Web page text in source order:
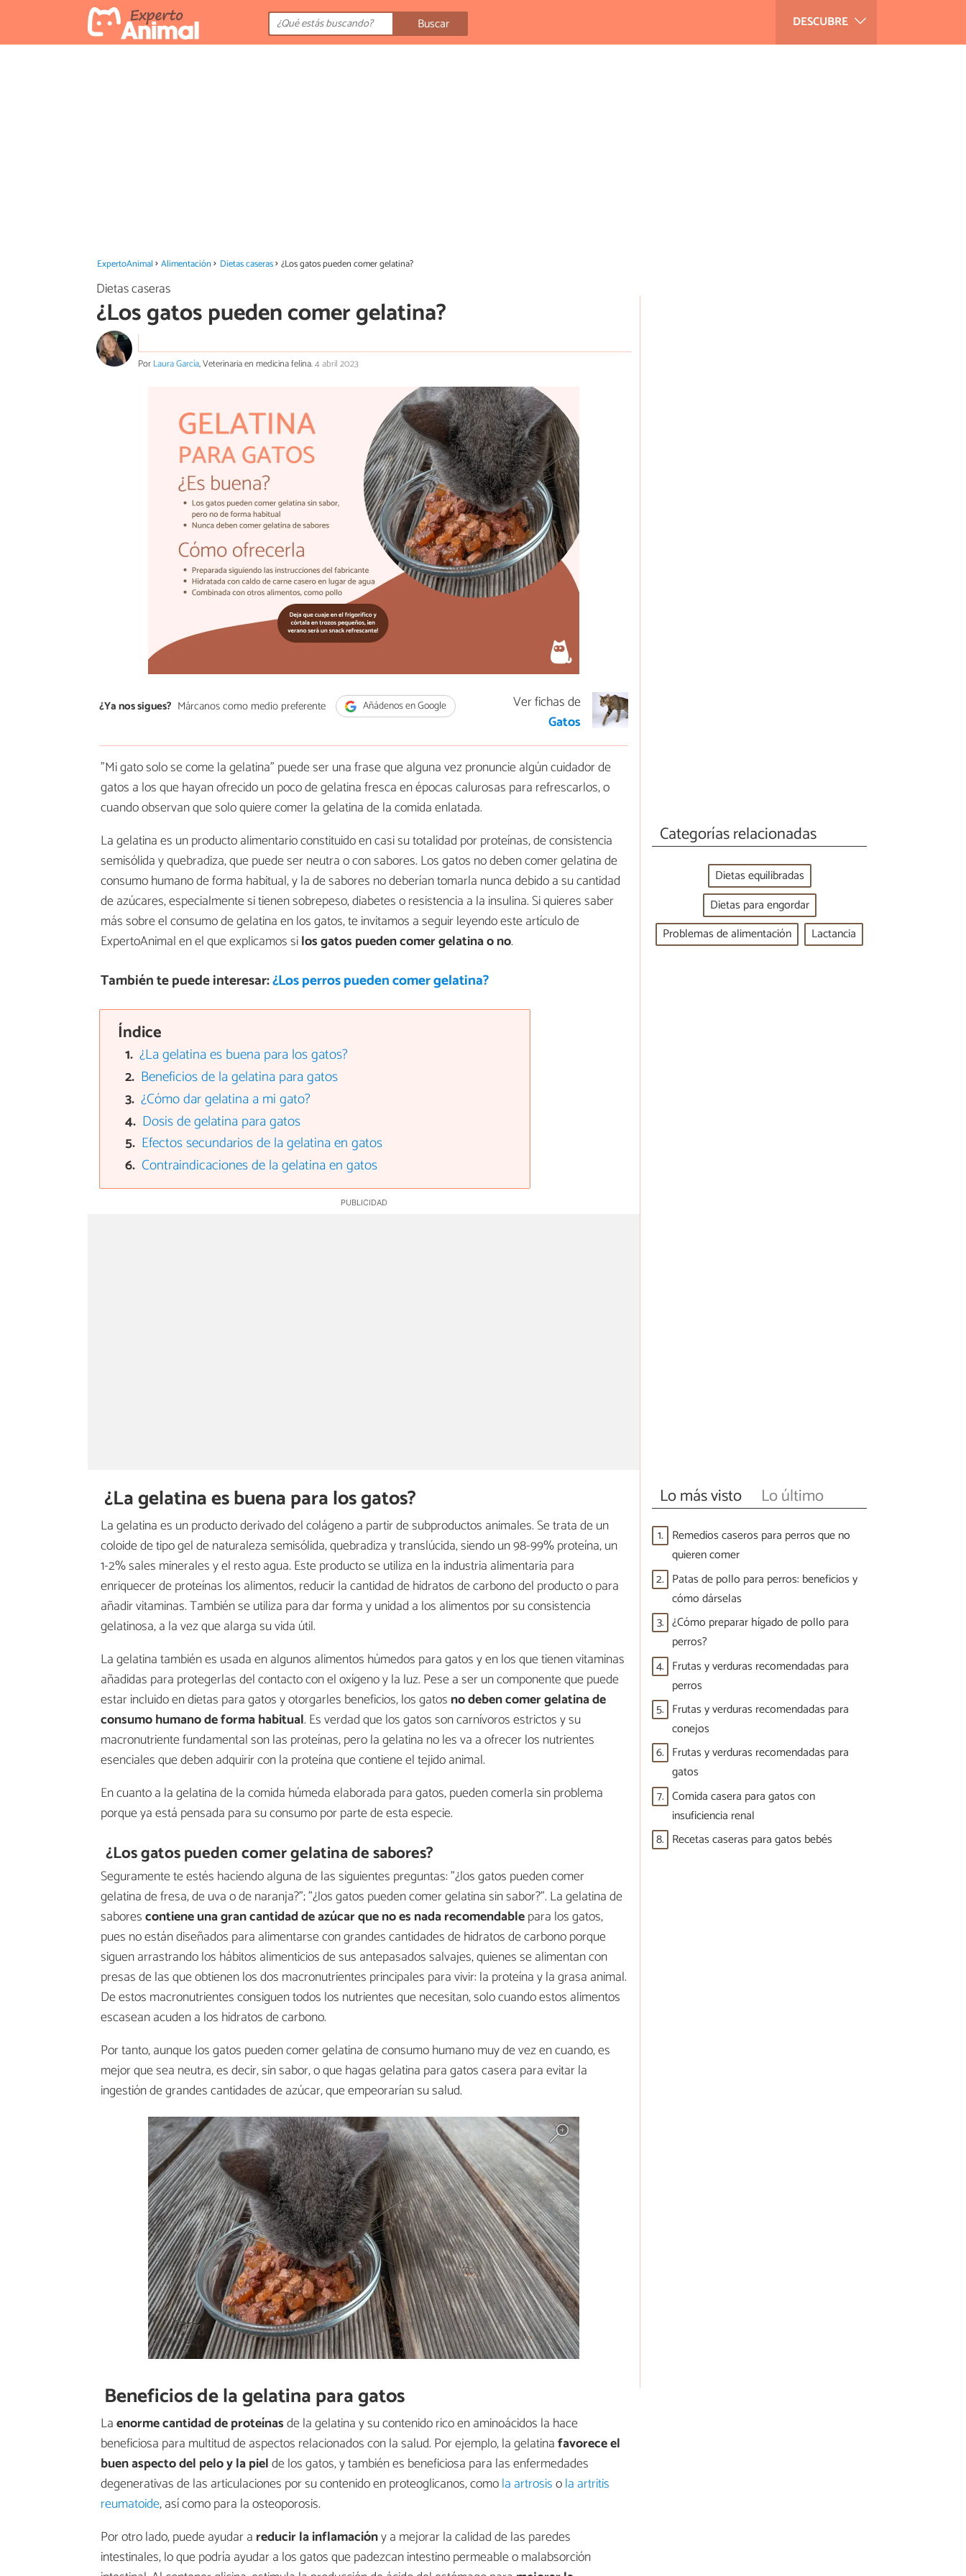
DESCUBRE
Buscar
ExpertoAnimal Alimentación Dietas caseras ¿Los gatos pueden comer gelatina?
Dietas caseras
¿Los gatos pueden comer gelatina?
PorLaura García, Veterinaria en medicina felina.4 abril 2023
¿Ya nos sigues? Márcanos como medio preferente Añádenos en Google
Ver fichas de
Gatos
"Mi gato solo se come la gelatina" puede ser una frase que alguna vez pronuncie algún cuidador de
gatos a los que hayan ofrecido un poco de gelatina fresca en épocas calurosas para refrescarlos, o
cuando observan que solo quiere comer la gelatina de la comida enlatada.
La gelatina es un producto alimentario constituido en casi su totalidad por proteínas, de consistencia
semisólida y quebradiza, que puede ser neutra o con sabores. Los gatos no deben comer gelatina de
consumo humano de forma habitual, y la de sabores no deberían tomarla nunca debido a su cantidad
de azúcares, especialmente si tienen sobrepeso, diabetes o resistencia a la insulina. Si quieres saber
más sobre el consumo de gelatina en los gatos, te invitamos a seguir leyendo este artículo de
ExpertoAnimal en el que explicamos silos gatos pueden comer gelatina o no.
También te puede interesar:¿Los perros pueden comer gelatina?
Índice
¿La gelatina es buena para los gatos?
Beneficios de la gelatina para gatos
¿Cómo dar gelatina a mi gato?
Dosis de gelatina para gatos
Efectos secundarios de la gelatina en gatos
Contraindicaciones de la gelatina en gatos
¿La gelatina es buena para los gatos?
La gelatina es un producto derivado del colágeno a partir de subproductos animales. Se trata de un
coloide de tipo gel de naturaleza semisólida, quebradiza y translúcida, siendo un 98-99% proteína, un
1-2% sales minerales y el resto agua. Este producto se utiliza en la industria alimentaria para
enriquecer de proteínas los alimentos, reducir la cantidad de hidratos de carbono del producto o para
añadir vitaminas. También se utiliza para dar forma y unidad a los alimentos por su consistencia
gelatinosa, a la vez que alarga su vida útil.
La gelatina también es usada en algunos alimentos húmedos para gatos y en los que tienen vitaminas
añadidas para protegerlas del contacto con el oxígeno y la luz. Pese a ser un componente que puede
estar incluido en dietas para gatos y otorgarles beneficios, los gatos no deben comer gelatina de
consumo humano de forma habitual. Es verdad que los gatos son carnívoros estrictos y su
macronutriente fundamental son las proteínas, pero la gelatina no les va a ofrecer los nutrientes
esenciales que deben adquirir con la proteína que contiene el tejido animal.
En cuanto a la gelatina de la comida húmeda elaborada para gatos, pueden comerla sin problema
porque ya está pensada para su consumo por parte de esta especie.
¿Los gatos pueden comer gelatina de sabores?
Seguramente te estés haciendo alguna de las siguientes preguntas: "¿los gatos pueden comer
gelatina de fresa, de uva o de naranja?"; "¿los gatos pueden comer gelatina sin sabor?". La gelatina de
saborescontiene una gran cantidad de azúcar que no es nada recomendablepara los gatos,
pues no están diseñados para alimentarse con grandes cantidades de hidratos de carbono porque
siguen arrastrando los hábitos alimenticios de sus antepasados salvajes, quienes se alimentan con
presas de las que obtienen los dos macronutrientes principales para vivir: la proteína y la grasa animal.
De estos macronutrientes consiguen todos los nutrientes que necesitan, solo cuando estos alimentos
escasean acuden a los hidratos de carbono.
Por tanto, aunque los gatos pueden comer gelatina de consumo humano muy de vez en cuando, es
mejor que sea neutra, es decir, sin sabor, o que hagas gelatina para gatos casera para evitar la
ingestión de grandes cantidades de azúcar, que empeorarían su salud.
Beneficios de la gelatina para gatos
Laenorme cantidad de proteínasde la gelatina y su contenido rico en aminoácidos la hace
beneficiosa para multitud de aspectos relacionados con la salud. Por ejemplo, la gelatinafavorece el
buen aspecto del pelo y la pielde los gatos, y también es beneficiosa para las enfermedades
degenerativas de las articulaciones por su contenido en proteoglicanos, comola artrosisola artritis
reumatoide, así como para la osteoporosis.
Por otro lado, puede ayudar a reducir la inflamacióny a mejorar la calidad de las paredes
intestinales, lo que podría ayudar a los gatos que padezcan intestino permeable o malabsorción
Categorías relacionadas
Dietas equilibradas
Dietas para engordar
Problemas de alimentación
Lactancia
Lo más visto Lo último
1. Remedios caseros para perros que no
quieren comer
2. Patas de pollo para perros: beneficios y
cómo dárselas
3. ¿Cómo preparar hígado de pollo para
perros?
4. Frutas y verduras recomendadas para
perros
5. Frutas y verduras recomendadas para
conejos
6. Frutas y verduras recomendadas para
gatos
7. Comida casera para gatos con
insuficiencia renal
8. Recetas caseras para gatos bebés